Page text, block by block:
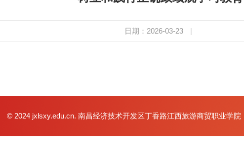
日期：2026-03-23 |
© 2024 jxlsxy.edu.cn. 南昌经济技术开发区丁香路江西旅游商贸职业学院